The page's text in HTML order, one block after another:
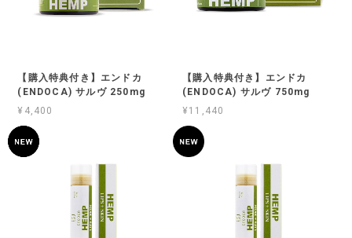
【購入特典付き】エンドカ
(ENDOCA) サルヴ 250mg
¥4,400
【購入特典付き】エンドカ
(ENDOCA) サルヴ 750mg
¥11,440